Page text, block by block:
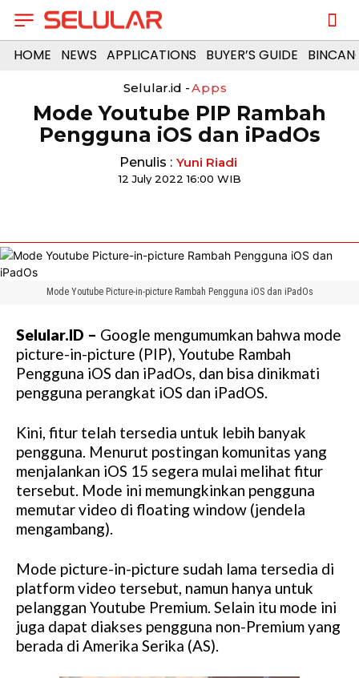
HOME NEWS APPLICATIONS BUYER’S GUIDE
Selular.id -Apps
Mode Youtube PIP Rambah
Pengguna iOS dan iPadOs
Penulis : Yuni Riadi
12 July 2022 16:00 WIB
Mode Youtube Picture-in-picture Rambah Pengguna iOS dan iPadOs
Selular.ID – Google mengumumkan bahwa mode
picture-in-picture (PIP), Youtube Rambah
Pengguna iOS dan iPadOs, dan bisa dinikmati
pengguna perangkat iOS dan iPadOS.
Kini, fitur telah tersedia untuk lebih banyak
pengguna. Menurut postingan komunitas yang
menjalankan iOS 15 segera mulai melihat fitur
tersebut. Mode ini memungkinkan pengguna
memutar video di floating window (jendela
mengambang).
Mode picture-in-picture sudah lama tersedia di
platform video tersebut, namun hanya untuk
pelanggan Youtube Premium. Selain itu mode ini
juga dapat diakses pengguna non-Premium yang
berada di Amerika Serika (AS).